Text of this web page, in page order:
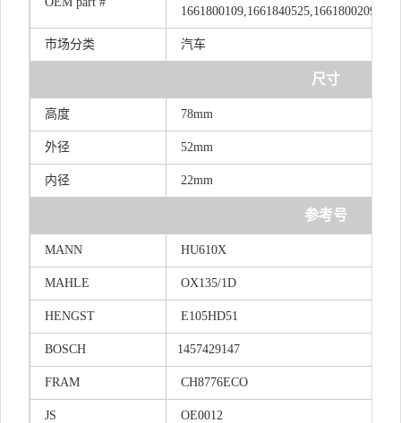
市场分类 汽车
尺寸
高度 78mm
外径 52mm
内径 22mm
参考号
MANN HU610X
MAHLE OX135/1D
HENGST E105HD51
BOSCH 1457429147
FRAM CH8776ECO
JS OE0012